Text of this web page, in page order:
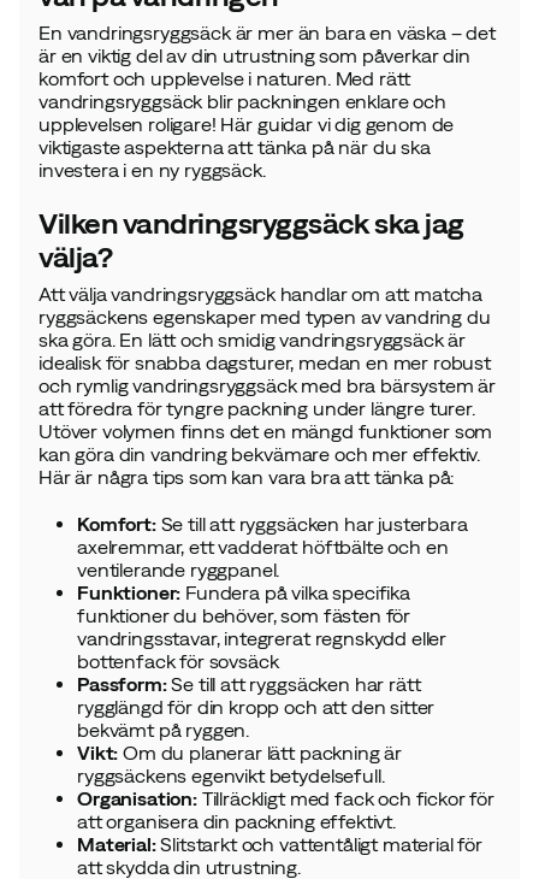
En vandringsryggsäck är mer än bara en väska – det
är en viktig del av din utrustning som påverkar din
komfort och upplevelse i naturen. Med rätt
vandringsryggsäck blir packningen enklare och
upplevelsen roligare! Här guidar vi dig genom de
viktigaste aspekterna att tänka på när du ska
investera i en ny ryggsäck.
Vilken vandringsryggsäck ska jag
välja?
Att välja vandringsryggsäck handlar om att matcha
ryggsäckens egenskaper med typen av vandring du
ska göra. En lätt och smidig vandringsryggsäck är
idealisk för snabba dagsturer, medan en mer robust
och rymlig vandringsryggsäck med bra bärsystem är
att föredra för tyngre packning under längre turer.
Utöver volymen finns det en mängd funktioner som
kan göra din vandring bekvämare och mer effektiv.
Här är några tips som kan vara bra att tänka på:
Komfort:Se till att ryggsäcken har justerbara
axelremmar, ett vadderat höftbälte och en
ventilerande ryggpanel.
Funktioner: Fundera på vilka specifika
funktioner du behöver, som fästen för
vandringsstavar, integrerat regnskydd eller
bottenfack för sovsäck
Passform:Se till att ryggsäcken har rätt
rygglängd för din kropp och att den sitter
bekvämt på ryggen.
Vikt: Om du planerar lätt packning är
ryggsäckens egenvikt betydelsefull.
Organisation:Tillräckligt med fack och fickor för
att organisera din packning effektivt.
Material:Slitstarkt och vattentåligt material för
att skydda din utrustning.